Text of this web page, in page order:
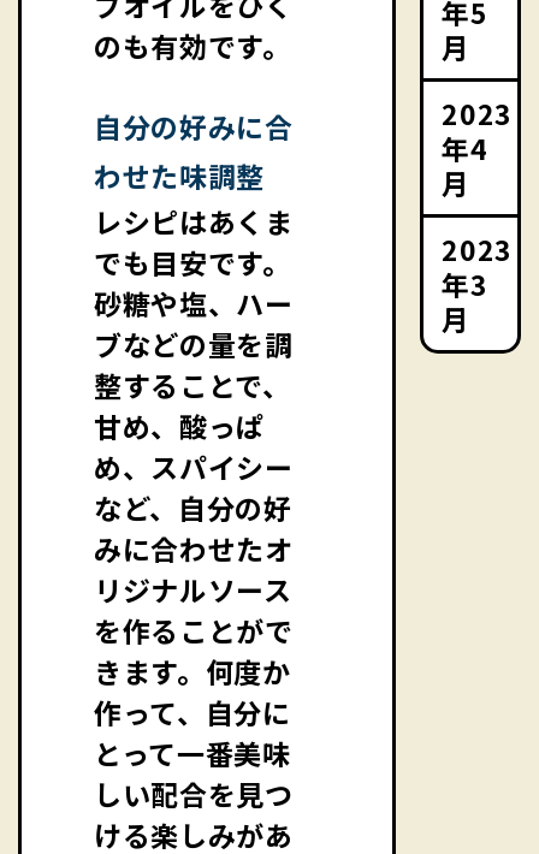
のも有効です。
自分の好みに合
わせた味調整
レシピはあくま
でも目安です。
砂糖や塩、ハー
ブなどの量を調
整することで、
甘め、酸っぱ
め、スパイシー
など、自分の好
みに合わせたオ
リジナルソース
を作ることがで
きます。何度か
作って、自分に
とって一番美味
しい配合を見つ
ける楽しみがあ
年5
月
2023
年4
月
2023
年3
月